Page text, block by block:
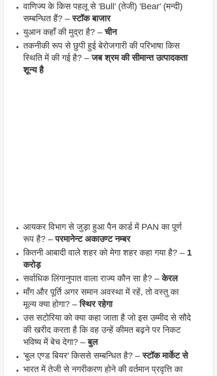
वाणिज्य के किस पहलू से 'Bull' (तेजी) 'Bear' (मन्दी)
सम्बन्धित हैं? –स्टॉक बाजार
युआन कहाँ की मुद्रा है? –चीन
तकनीकी रूप से छुपी हुई बेरोजगारी की परिभाषा किस
स्थिति में की गई है? –जब श्रम की सीमान्त उत्पादकता
शून्य है
आयकर विभाग से जुड़ा हुआ पैन कार्ड में PAN का पूर्ण
रूप है? –परमानेन्ट अकाउण्ट नम्बर
कितनी आबादी वाले शहर को मेगा शहर कहा गया है? – 1
करोड़
सर्वाधिक लिंगानुपात वाला राज्य कौन सा है? –केरल
माँग और पूर्ति अगर समान अवस्था में रहें, तो वस्तु का
मूल्य क्या होगा? –स्थिर रहेगा
उस सटोरिया को क्या कहा जाता है जो इस उम्मीद से सौदे
की खरीद करता है कि वह उन्हें कीमत बढ़ने पर निकट
भविष्य में बेच देगा? –बुल
'बुल एण्ड बियर' किससे सम्बन्धित है? –स्टॉक मार्केट से
भारत में तेजी से नगरीकरण होने की वर्तमान प्रवृत्ति का